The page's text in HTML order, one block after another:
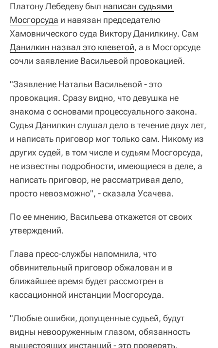
Платону Лебедеву был написан судьями
Мосгорсуда и навязан председателю
Хамовнического суда Виктору Данилкину. Сам
Данилкин назвал это клеветой, а в Мосгорсуде
сочли заявление Васильевой провокацией.
"Заявление Натальи Васильевой - это
провокация. Сразу видно, что девушка не
знакома с основами процессуального закона.
Судья Данилкин слушал дело в течение двух лет,
и написать приговор мог только сам. Никому из
других судей, в том числе и судьям Мосгорсуда,
не известны подробности, имеющиеся в деле, а
написать приговор, не рассматривая дело,
просто невозможно", - сказала Усачева.
По ее мнению, Васильева откажется от своих
утверждений.
Глава пресс-службы напомнила, что
обвинительный приговор обжалован и в
ближайшее время будет рассмотрен в
кассационной инстанции Мосгорсуда.
"Любые ошибки, допущенные судьей, будут
видны невооруженным глазом, обязанность
вышестоящих инстанций - это проверять.